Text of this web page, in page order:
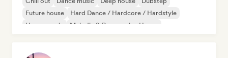
Future house
Hard Dance / Hardcore / Hardstyle
House music
Melodic & Progressive House